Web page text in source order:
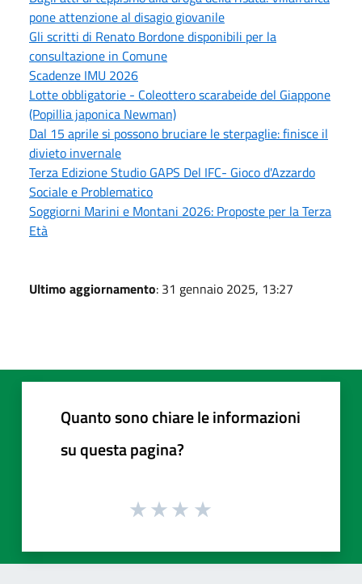
pone attenzione al disagio giovanile
Gli scritti di Renato Bordone disponibili per la
consultazione in Comune
Scadenze IMU 2026
Lotte obbligatorie - Coleottero scarabeide del Giappone
(Popillia japonica Newman)
Dal 15 aprile si possono bruciare le sterpaglie: finisce il
divieto invernale
Terza Edizione Studio GAPS Del IFC- Gioco d'Azzardo
Sociale e Problematico
Soggiorni Marini e Montani 2026: Proposte per la Terza
Età
Ultimo aggiornamento: 31 gennaio 2025, 13:27
Quanto sono chiare le informazioni
su questa pagina?